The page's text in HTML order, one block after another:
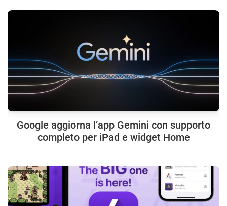
Google aggiorna l’app Gemini con supporto
completo per iPad e widget Home